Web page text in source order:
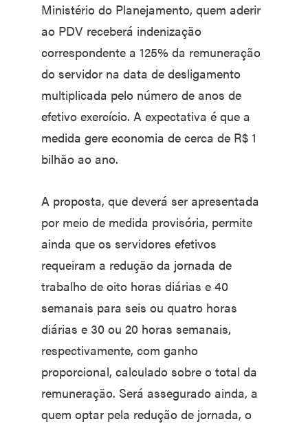
Ministério do Planejamento, quem aderir
ao PDV receberá indenização
correspondente a 125% da remuneração
do servidor na data de desligamento
multiplicada pelo número de anos de
efetivo exercício. A expectativa é que a
medida gere economia de cerca de R$ 1
bilhão ao ano.
A proposta, que deverá ser apresentada
por meio de medida provisória, permite
ainda que os servidores efetivos
requeiram a redução da jornada de
trabalho de oito horas diárias e 40
semanais para seis ou quatro horas
diárias e 30 ou 20 horas semanais,
respectivamente, com ganho
proporcional, calculado sobre o total da
remuneração. Será assegurado ainda, a
quem optar pela redução de jornada, o